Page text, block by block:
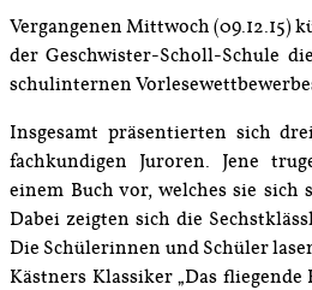
Vergangenen Mittwoch (09.12.15)
der Geschwister-Scholl-Schule
schulinternen
Insgesamt präsentierten sich
fachkundigen Juroren. Jene
einem Buch vor, welches sie sich
Dabei zeigten sich die
Die Schülerinnen und Schüler
Kästners Klassiker „Das fliegende